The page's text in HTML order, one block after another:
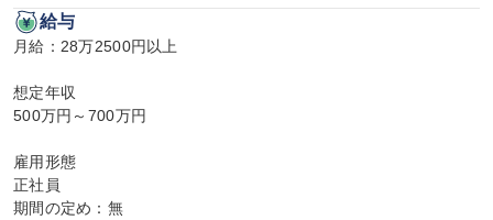
給与
月給：28万2500円以上
想定年収
500万円～700万円
雇用形態
正社員
期間の定め：無